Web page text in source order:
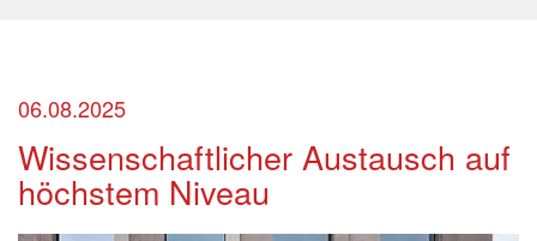
06.08.2025
Wissenschaftlicher Austausch auf
höchstem Niveau